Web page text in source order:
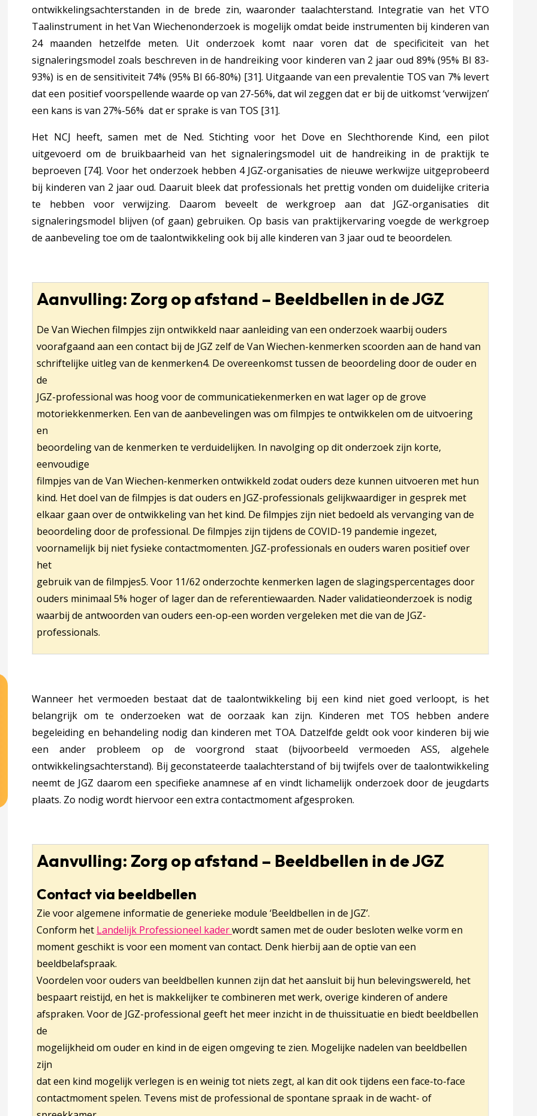
over 6 Verantwoording
onderbouwing
onderbouwing
factoren – Onderbouwing
onderbouwing
over 7 Bijlagen
van twee jaar
de leeftijd van twee jaar en zes maanden
leeftijd van drie jaar
door de logopedist
door de jeugdverpleegkundige
instrumenten
taalontwikkeling (SNEL)
ontwikkelingsachterstanden in de brede zin, waaronder taalachterstand. Integratie van het VTO
Taalinstrument in het Van Wiechenonderzoek is mogelijk omdat beide instrumenten bij kinderen van
24 maanden hetzelfde meten. Uit onderzoek komt naar voren dat de specificiteit van het
signaleringsmodel zoals beschreven in de handreiking voor kinderen van 2 jaar oud 89% (95% BI 83-
93%) is en de sensitiviteit 74% (95% BI 66-80%) [31]. Uitgaande van een prevalentie TOS van 7% levert
dat een positief voorspellende waarde op van 27-56%, dat wil zeggen dat er bij de uitkomst ‘verwijzen’
een kans is van 27%-56% dat er sprake is van TOS [31].
Het NCJ heeft, samen met de Ned. Stichting voor het Dove en Slechthorende Kind, een pilot
uitgevoerd om de bruikbaarheid van het signaleringsmodel uit de handreiking in de praktijk te
beproeven [74]. Voor het onderzoek hebben 4 JGZ-organisaties de nieuwe werkwijze uitgeprobeerd
bij kinderen van 2 jaar oud. Daaruit bleek dat professionals het prettig vonden om duidelijke criteria
te hebben voor verwijzing. Daarom beveelt de werkgroep aan dat JGZ-organisaties dit
signaleringsmodel blijven (of gaan) gebruiken. Op basis van praktijkervaring voegde de werkgroep
de aanbeveling toe om de taalontwikkeling ook bij alle kinderen van 3 jaar oud te beoordelen.
Aanvulling: Zorg op afstand – Beeldbellen in de JGZ
De Van Wiechen filmpjes zijn ontwikkeld naar aanleiding van een onderzoek waarbij ouders
voorafgaand aan een contact bij de JGZ zelf de Van Wiechen-kenmerken scoorden aan de hand van
schriftelijke uitleg van de kenmerken4. De overeenkomst tussen de beoordeling door de ouder en
de
JGZ-professional was hoog voor de communicatiekenmerken en wat lager op de grove
motoriekkenmerken. Een van de aanbevelingen was om filmpjes te ontwikkelen om de uitvoering
en
beoordeling van de kenmerken te verduidelijken. In navolging op dit onderzoek zijn korte,
eenvoudige
filmpjes van de Van Wiechen-kenmerken ontwikkeld zodat ouders deze kunnen uitvoeren met hun
kind. Het doel van de filmpjes is dat ouders en JGZ-professionals gelijkwaardiger in gesprek met
elkaar gaan over de ontwikkeling van het kind. De filmpjes zijn niet bedoeld als vervanging van de
beoordeling door de professional. De filmpjes zijn tijdens de COVID-19 pandemie ingezet,
voornamelijk bij niet fysieke contactmomenten. JGZ-professionals en ouders waren positief over
het
gebruik van de filmpjes5. Voor 11/62 onderzochte kenmerken lagen de slagingspercentages door
ouders minimaal 5% hoger of lager dan de referentiewaarden. Nader validatieonderzoek is nodig
waarbij de antwoorden van ouders een-op-een worden vergeleken met die van de JGZ-
professionals.
Wanneer het vermoeden bestaat dat de taalontwikkeling bij een kind niet goed verloopt, is het
belangrijk om te onderzoeken wat de oorzaak kan zijn. Kinderen met TOS hebben andere
begeleiding en behandeling nodig dan kinderen met TOA. Datzelfde geldt ook voor kinderen bij wie
een ander probleem op de voorgrond staat (bijvoorbeeld vermoeden ASS, algehele
ontwikkelingsachterstand). Bij geconstateerde taalachterstand of bij twijfels over de taalontwikkeling
neemt de JGZ daarom een specifieke anamnese af en vindt lichamelijk onderzoek door de jeugdarts
plaats. Zo nodig wordt hiervoor een extra contactmoment afgesproken.
Aanvulling: Zorg op afstand – Beeldbellen in de JGZ
Contact via beeldbellen
Zie voor algemene informatie de generieke module ‘Beeldbellen in de JGZ’.
Conform het Landelijk Professioneel kaderDeze linkt opent in een nieuw tabblad
wordt samen met de ouder besloten welke vorm en
moment geschikt is voor een moment van contact. Denk hierbij aan de optie van een
beeldbelafspraak.
Voordelen voor ouders van beeldbellen kunnen zijn dat het aansluit bij hun belevingswereld, het
bespaart reistijd, en het is makkelijker te combineren met werk, overige kinderen of andere
afspraken. Voor de JGZ-professional geeft het meer inzicht in de thuissituatie en biedt beeldbellen
de
mogelijkheid om ouder en kind in de eigen omgeving te zien. Mogelijke nadelen van beeldbellen
zijn
dat een kind mogelijk verlegen is en weinig tot niets zegt, al kan dit ook tijdens een face-to-face
contactmoment spelen. Tevens mist de professional de spontane spraak in de wacht- of